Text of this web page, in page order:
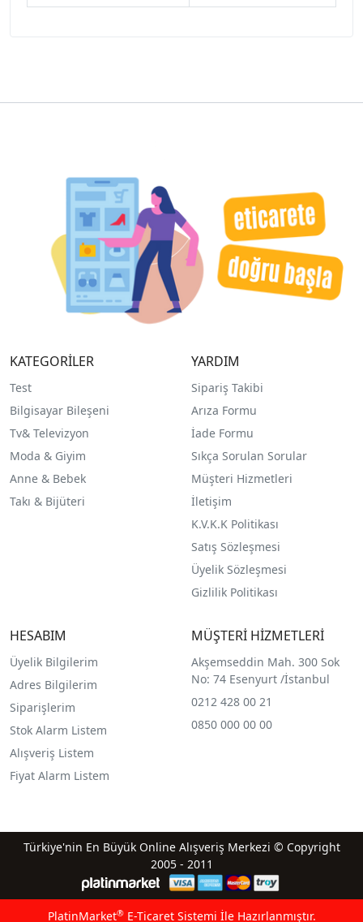
KATEGORİLER
Test
Bilgisayar Bileşeni
Tv& Televizyon
Moda & Giyim
Anne & Bebek
Takı & Bijüteri
YARDIM
Sipariş Takibi
Arıza Formu
İade Formu
Sıkça Sorulan Sorular
Müşteri Hizmetleri
İletişim
K.V.K.K Politikası
Satış Sözleşmesi
Üyelik Sözleşmesi
Gizlilik Politikası
HESABIM
Üyelik Bilgilerim
Adres Bilgilerim
Siparişlerim
Stok Alarm Listem
Alışveriş Listem
Fiyat Alarm Listem
MÜŞTERİ HİZMETLERİ
Akşemseddin Mah. 300 Sok
No: 74 Esenyurt /İstanbul
0212 428 00 21
0850 000 00 00
Türkiye'nin En Büyük Online Alışveriş Merkezi © Copyright
2005 - 2011
PlatinMarket®E-Ticaret Sistemi İle Hazırlanmıştır.